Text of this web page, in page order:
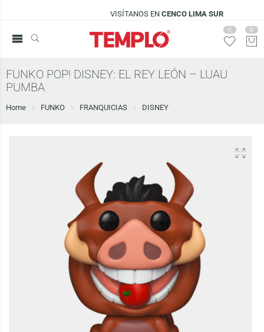
VISÍTANOS ENCENCO LIMA SUR
0 0
FUNKO POP! DISNEY: EL REY LEÓN – LUAU
PUMBA
Home FUNKO FRANQUICIAS DISNEY